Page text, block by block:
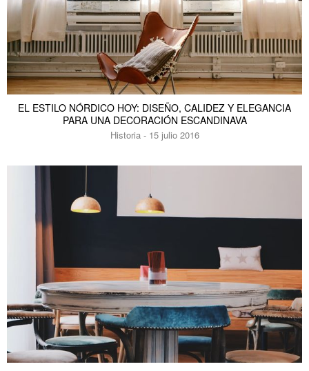
EL ESTILO NÓRDICO HOY: DISEÑO, CALIDEZ Y ELEGANCIA
PARA UNA DECORACIÓN ESCANDINAVA
Historia - 15 julio 2016